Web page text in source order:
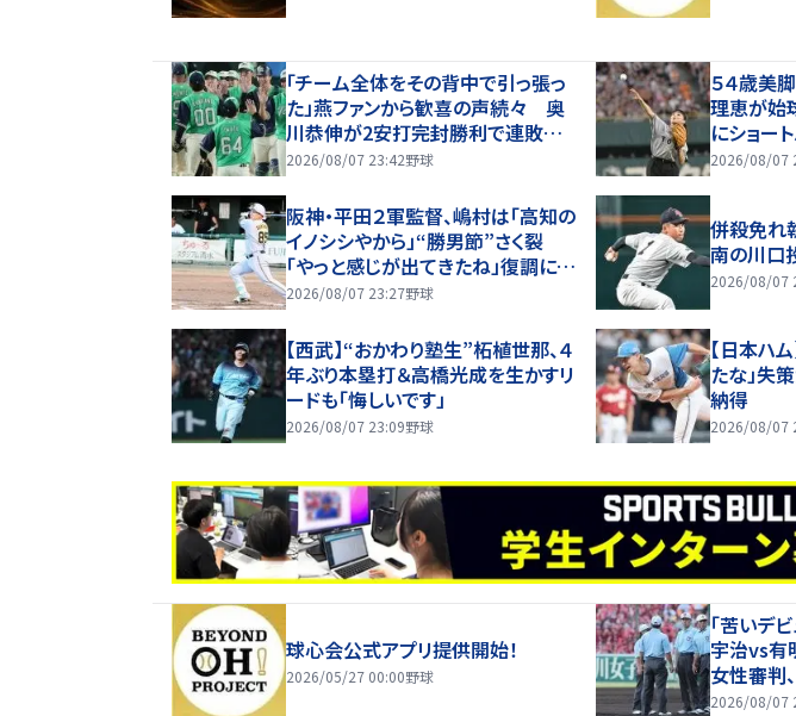
「チーム全体をその背中で引っ張っ
た」燕ファンから歓喜の声続々 奥
川恭伸が2安打完封勝利で連敗スト
ップ「まさに頼れるエースの仕事！」
2026/08/07 23:42野球
５４歳美
理恵が始
にショー
歓声
2026/08/07
阪神・平田２軍監督、嶋村は「高知の
イノシシやから」“勝男節”さく裂
「やっと感じが出てきたね」復調に太
鼓判【一問一答】
2026/08/07 23:27野球
併殺免
南の川口
2026/08/07
【西武】“おかわり塾生”柘植世那、４
年ぶり本塁打＆高橋光成を生かすリ
ードも「悔しいです」
2026/08/07 23:09野球
【日本ハ
たな」失
納得
2026/08/07
球心会公式アプリ提供開始！
2026/05/27 00:00野球
｢苦いデ
宇治vs有
女性審判
レーを謝
2026/08/07